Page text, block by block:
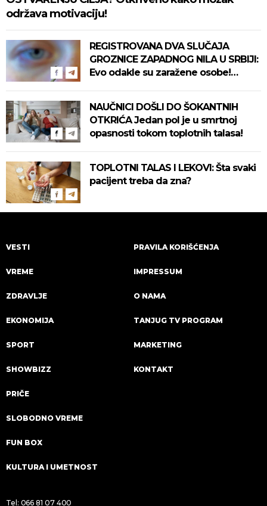
održava motivaciju!
REGISTROVANA DVA SLUČAJA
GROZNICE ZAPADNOG NILA U SRBIJI:
Evo odakle su zaražene osobe!
NAUČNICI DOŠLI DO ŠOKANTNIH
OTKRIĆA Jedan pol je u smrtnoj
opasnosti tokom toplotnih talasa!
TOPLOTNI TALAS I LEKOVI: Šta svaki
pacijent treba da zna?
VESTI
VREME
ZDRAVLJE
EKONOMIJA
SPORT
SHOWBIZZ
PRIČE
SLOBODNO VREME
FUN BOX
KULTURA I UMETNOST
PRAVILA KORIŠĆENJA
IMPRESSUM
O NAMA
TANJUG TV PROGRAM
MARKETING
KONTAKT
Tel: 066 81 07 400